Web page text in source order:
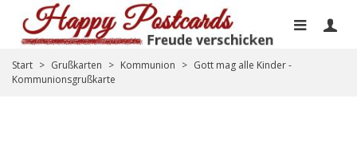
Start > Grußkarten > Kommunion > Gott mag alle Kinder -
Kommunionsgrußkarte